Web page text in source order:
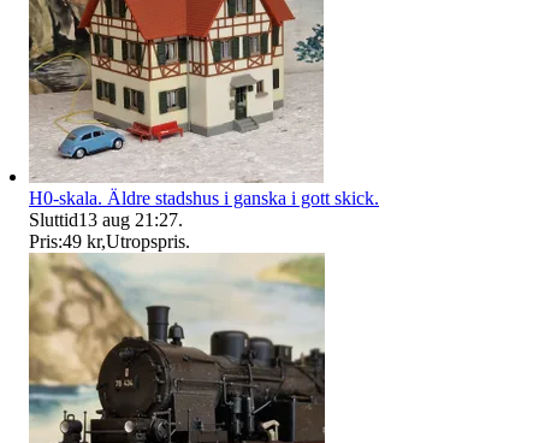
H0-skala. Äldre stadshus i ganska i gott skick.
Sluttid13 aug 21:27.
Pris:49 kr,Utropspris.